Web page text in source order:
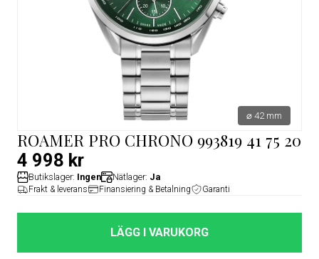
⌀ 42 mm
ROAMER PRO CHRONO 993819 41 75 20
4 998 kr
Butikslager: Ingen Nätlager: Ja
Frakt & leverans Finansiering & Betalning Garanti
LÄGG I VARUKORG